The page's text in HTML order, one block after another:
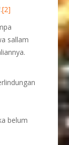
.[2]
sallam
belum